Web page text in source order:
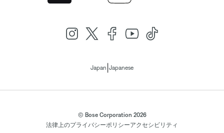
Japan Japanese
© Bose Corporation 2026
法律上のプライバシーポリシーアクセシビリティ